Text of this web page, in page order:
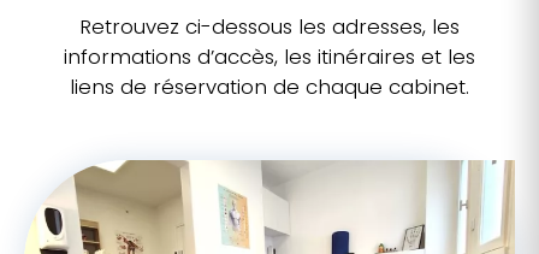
Retrouvez ci-dessous les adresses, les
informations d’accès, les itinéraires et les
liens de réservation de chaque cabinet.